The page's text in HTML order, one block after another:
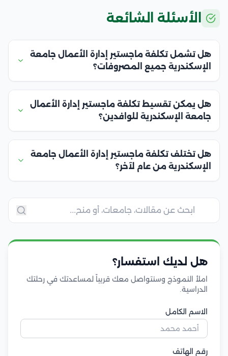
الأسئلة الشائعة
هل تشمل تكلفة ماجستير إدارة الأعمال جامعة
الإسكندرية جميع المصروفات؟
هل يمكن تقسيط تكلفة ماجستير إدارة الأعمال
جامعة الإسكندرية للوافدين؟
هل تختلف تكلفة ماجستير إدارة الأعمال جامعة
الإسكندرية من عام لآخر؟
هل لديك استفسار؟
املأ النموذج وسنتواصل معك قريباً لمساعدتك في رحلتك
الدراسية.
الاسم الكامل
رقم الهاتف